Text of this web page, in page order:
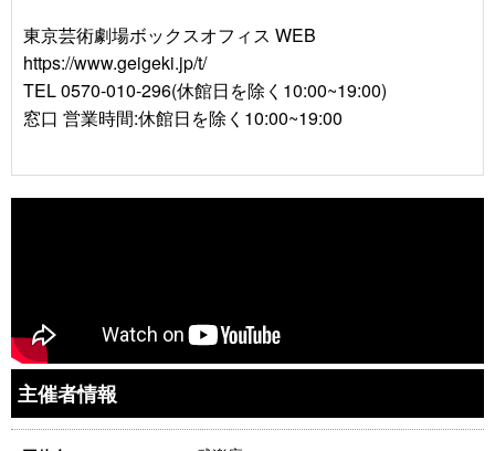
東京芸術劇場ボックスオフィス WEB
https://www.geigeki.jp/t/
TEL 0570-010-296(休館日を除く10:00~19:00)
窓口 営業時間:休館日を除く10:00~19:00
主催者情報